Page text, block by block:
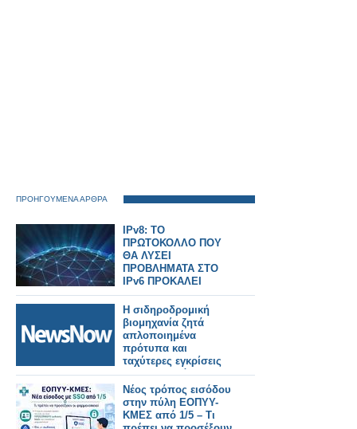
ΠΡΟΗΓΟΥΜΕΝΑ ΑΡΘΡΑ
IPv8: ΤΟ
ΠΡΩΤΟΚΟΛΛΟ ΠΟΥ
ΘΑ ΛΥΣΕΙ
ΠΡΟΒΛΗΜΑΤΑ ΣΤΟ
IPv6 ΠΡΟΚΑΛΕΙ
ΑΝΤΙΔΡΑΣΕΙΣ
Η σιδηροδρομική
βιομηχανία ζητά
απλοποιημένα
πρότυπα και
ταχύτερες εγκρίσεις
για την επιτάχυνση
της ανάπτυξης του
ERTMS και την
επίτευξη των στόχων
του ΔΕΔ-Μ σε όλη την
Νέος τρόπος εισόδου
στην πύλη ΕΟΠΥΥ-
ΚΜΕΣ από 1/5 – Τι